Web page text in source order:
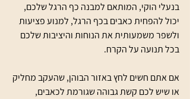
בנעלי הוקי, המותאם למבנה כף הרגל שלכם,
יכול להפחית כאבים בכף הרגל, למנוע פציעות
ולשפר משמעותית את הנוחות והיציבות שלכם
בכל תנועה על הקרח.
אם אתם חשים לחץ באזור הבוהן, שהעקב מחליק
או שיש לכם קשת גבוהה שגורמת לכאבים,